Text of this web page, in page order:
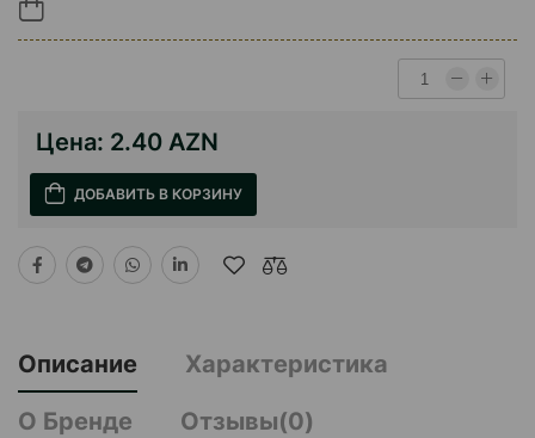
Цена: 2.40 AZN
ДОБАВИТЬ В КОРЗИНУ
Описание
Характеристика
О Бренде
Отзывы(0)